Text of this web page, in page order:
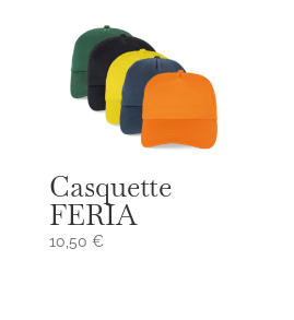
Casquette
FERIA
10,50 €